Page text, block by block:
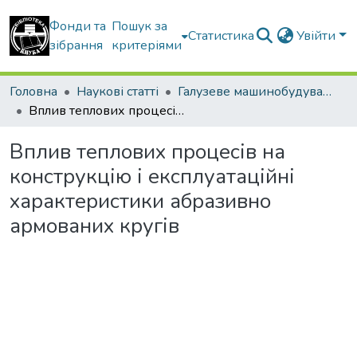
Фонди та
зібрання
Пошук за
критеріями
Статистика Увійти
Головна Наукові статті
Галузеве машинобудування
Вплив теплових процесів на конструкцію і експлуатаційні характеристики абразивно армованих кругів
Вплив теплових процесів на
конструкцію і експлуатаційні
характеристики абразивно
армованих кругів